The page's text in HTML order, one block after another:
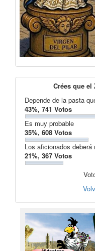
Crées que el
Depende de la pasta
43%, 741 Votos
Es muy probable
35%, 608 Votos
Los aficionados
21%, 367 Votos